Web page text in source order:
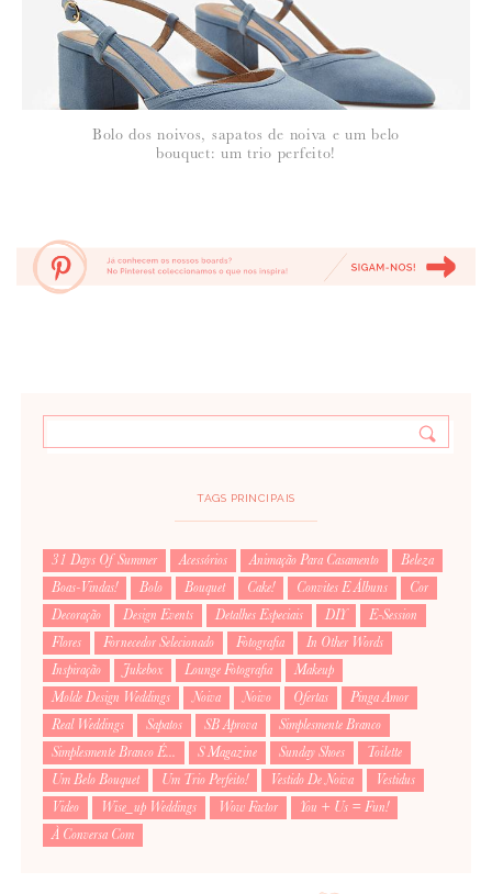
Bolo dos noivos, sapatos de noiva e um belo
bouquet: um trio perfeito!
TAGS PRINCIPAIS
31 Days Of Summer Acessórios Animação Para Casamento
Beleza
Boas-Vindas!
Bolo Bouquet Cake! Convites E Álbuns
Cor
Decoração
Design Events Detalhes Especiais DIY
E-Session
Flores
Fornecedor Selecionado Fotografia
In Other Words
Inspiração
Jukebox Lounge Fotografia
Makeup
Molde Design Weddings
Noiva Noivo Ofertas
Pinga Amor
Real Weddings
Sapatos SB Aprova
Simplesmente Branco
Simplesmente Branco É...
S Magazine Sunday Shoes
Toilette
Um Belo Bouquet
Um Trio Perfeito! Vestido De Noiva
Vestidus
Video
Wise_up Weddings Wow Factor
You + Us = Fun!
À Conversa Com